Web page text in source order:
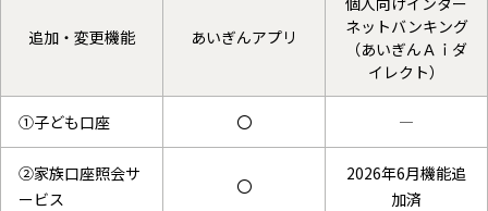
追加・変更機能 あいぎんアプリ
ネットバンキング
（あいぎんＡｉダ
イレクト）
①子ども口座 〇 ―
②家族口座照会サ
ービス
〇
2026年6月機能追
加済